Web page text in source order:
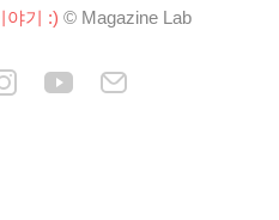
야기 :) © Magazine Lab